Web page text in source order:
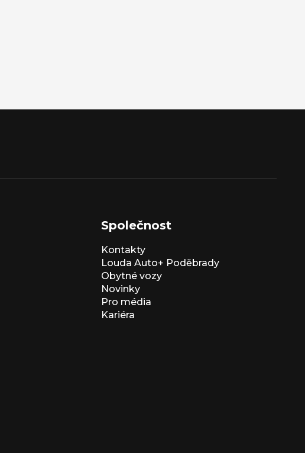
Společnost
Kontakty
Louda Auto+ Poděbrady
Obytné vozy
Novinky
Pro média
Kariéra